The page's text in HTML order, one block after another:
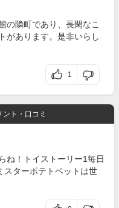
の隣町であり、長閑なこ
があります。是非いらし
1
ント・口コミ
ね！トイストーリー1毎日
スターポテトベットは世